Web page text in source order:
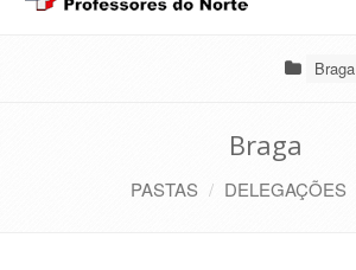
Braga
Braga
PASTAS DELEGAÇÕES